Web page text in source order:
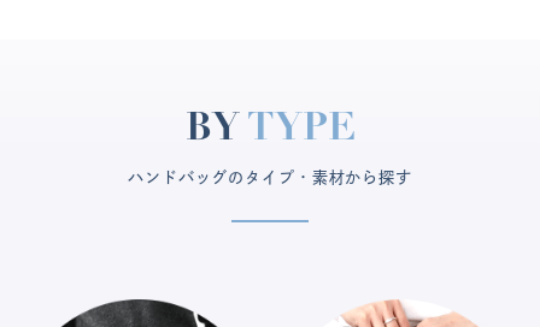
BYTYPE
ハンドバッグのタイプ・素材から探す